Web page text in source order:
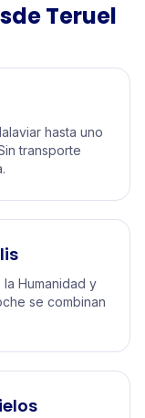
Teruel
hasta uno
transporte
Humanidad y
se combinan